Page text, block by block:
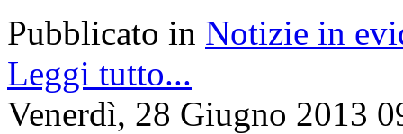
Pubblicato in Notizie in
Leggi tutto...
Venerdì, 28 Giugno 2013